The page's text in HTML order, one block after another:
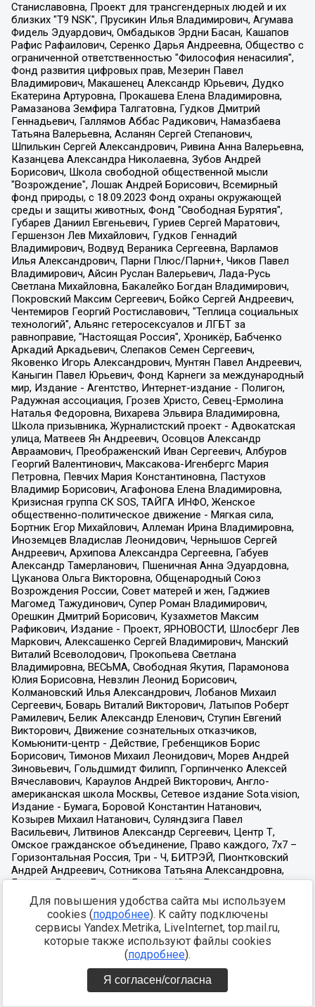
Для повышения удобства сайта мы используем
cookies (подробнее). К сайту подключены
сервисы Yandex.Metrika, LiveInternet, top.mail.ru,
которые также используют файлы cookies
(подробнее).
Я согласен/согласна